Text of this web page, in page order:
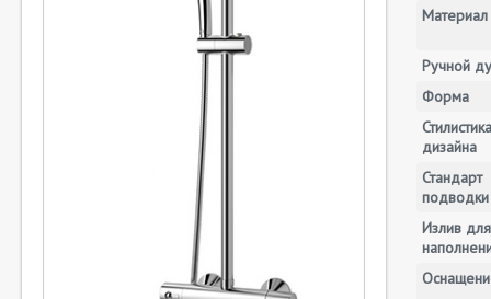
Материал
Ручной
Форма
Стилистика
дизайна
Стандарт
подводки
Излив для